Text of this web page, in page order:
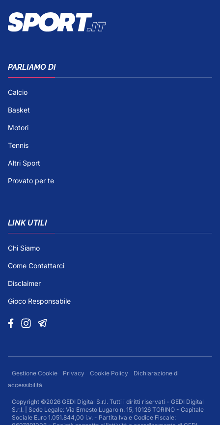
PARLIAMO DI
Calcio
Basket
Motori
Tennis
Altri Sport
Provato per te
LINK UTILI
Chi Siamo
Come Contattarci
Disclaimer
Gioco Responsabile
Gestione Cookie Privacy Cookie Policy
Dichiarazione di
accessibilità
Copyright ©2026 GEDI Digital S.r.l. Tutti i diritti riservati - GEDI Digital
S.r.l. | Sede Legale: Via Ernesto Lugaro n. 15, 10126 TORINO - Capitale
Sociale Euro 1.051.844,00 i.v. - Partita Iva e Codice Fiscale: